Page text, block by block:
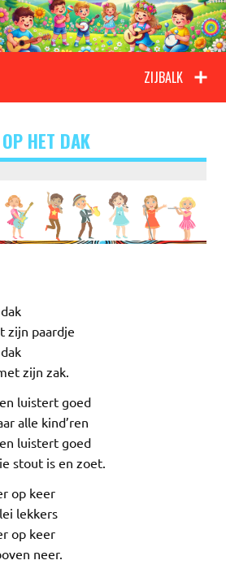
Kinderliedjes
ZIJBALK
HET DAK
zijn paardje
zijn zak.
luistert goed
alle kind’ren
luistert goed
stout is en zoet.
op keer
lekkers
op keer
neer.